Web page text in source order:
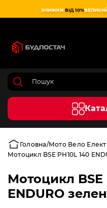
ЗНИЖКИ ВІД 10%
Головна Мото Вело
Мотоцикл BSE PH10L 140
Мотоцикл BSE
ENDURO